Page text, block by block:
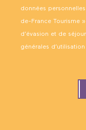
données
de-France Tourisme
d’évasion et de
générales